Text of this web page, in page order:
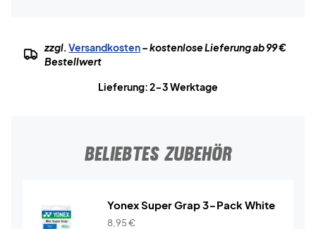
zzgl.Versandkosten– kostenlose Lieferung ab 99 €
Bestellwert
Lieferung: 2-3 Werktage
BELIEBTES ZUBEHÖR
Yonex Super Grap 3-Pack White
8,95€